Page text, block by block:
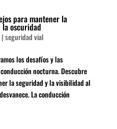
para mantener la
oscuridad
|seguridad vial
los desafíos y las
nocturna. Descubre
la seguridad y la visibilidad al
La conducción